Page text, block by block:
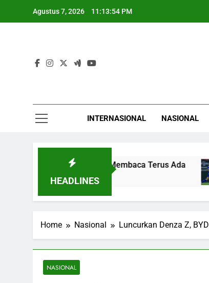
Agustus 7, 2026 11:13:55 PM
INTERNASIONAL NASIONAL
HEADLINES
Budaya Membaca Terus Ada
Home Nasional Luncurkan Denza Z,
NASIONAL